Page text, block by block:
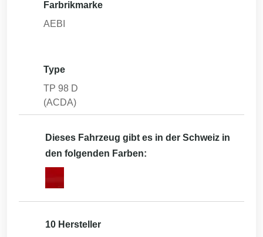
Farbrikmarke
AEBI
Type
TP 98 D
(ACDA)
Dieses Fahrzeug gibt es in der Schweiz in
den folgenden Farben:
10 Hersteller